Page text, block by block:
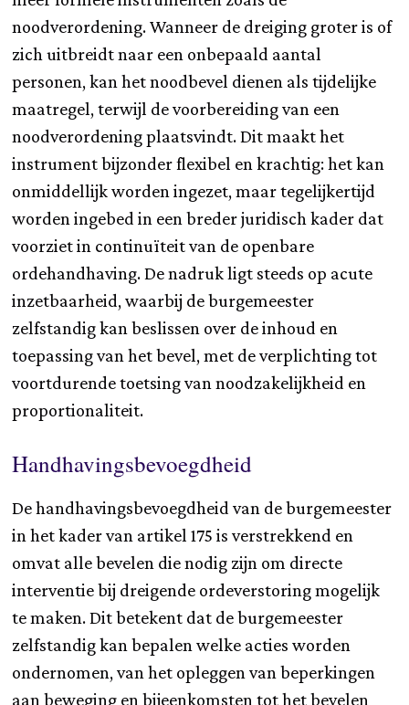
noodverordening. Wanneer de dreiging groter is of
zich uitbreidt naar een onbepaald aantal
personen, kan het noodbevel dienen als tijdelijke
maatregel, terwijl de voorbereiding van een
noodverordening plaatsvindt. Dit maakt het
instrument bijzonder flexibel en krachtig: het kan
onmiddellijk worden ingezet, maar tegelijkertijd
worden ingebed in een breder juridisch kader dat
voorziet in continuïteit van de openbare
ordehandhaving. De nadruk ligt steeds op acute
inzetbaarheid, waarbij de burgemeester
zelfstandig kan beslissen over de inhoud en
toepassing van het bevel, met de verplichting tot
voortdurende toetsing van noodzakelijkheid en
proportionaliteit.
Handhavingsbevoegdheid
De handhavingsbevoegdheid van de burgemeester
in het kader van artikel 175 is verstrekkend en
omvat alle bevelen die nodig zijn om directe
interventie bij dreigende ordeverstoring mogelijk
te maken. Dit betekent dat de burgemeester
zelfstandig kan bepalen welke acties worden
ondernomen, van het opleggen van beperkingen
aan beweging en bijeenkomsten tot het bevelen